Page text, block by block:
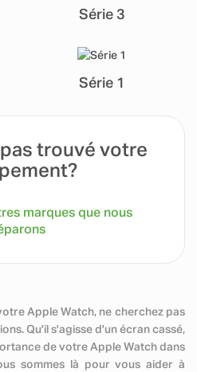
Série 3
Série 1
trouvé votre
marques que nous
Apple Watch, ne cherchez pas
Qu'il s'agisse d'un écran cassé,
de votre Apple Watch dans
sommes là pour vous aider à